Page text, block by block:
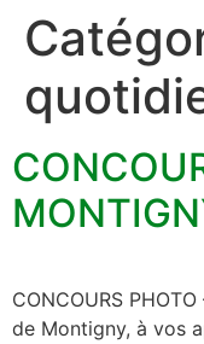
CONCOURS
de Montigny, à vos